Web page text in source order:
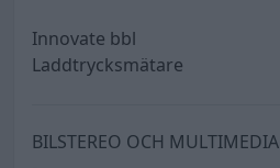
Innovate bbl
Laddtrycksmätare
BILSTEREO OCH MULTIMEDIA